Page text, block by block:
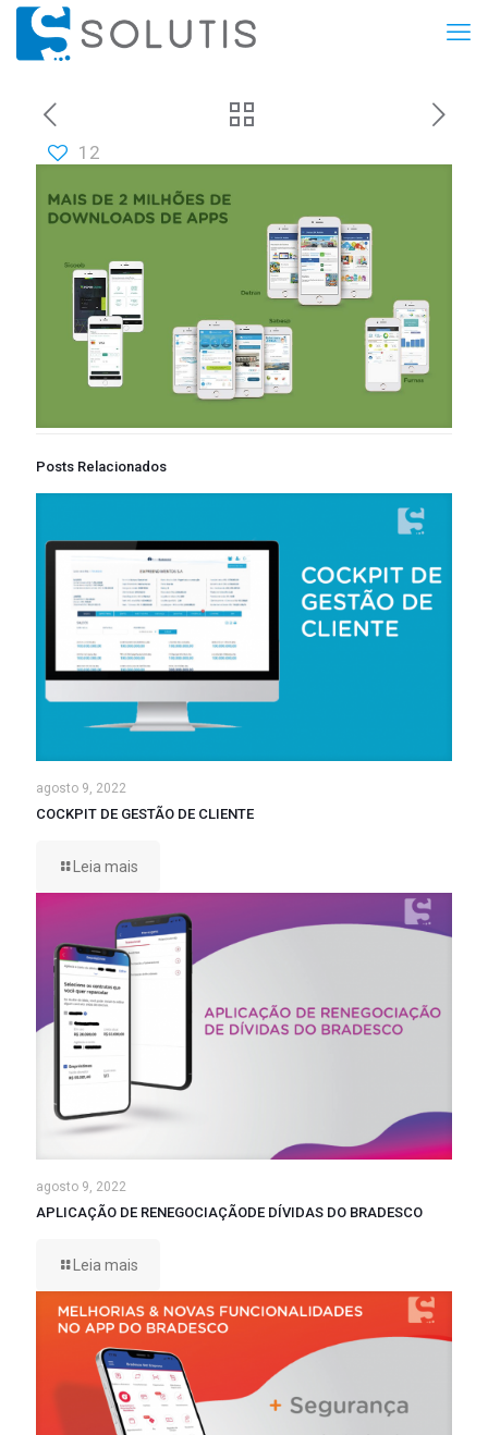
12
Posts Relacionados
agosto 9, 2022
COCKPIT DE GESTÃO DE CLIENTE
Leia mais
agosto 9, 2022
APLICAÇÃO DE RENEGOCIAÇÃODE DÍVIDAS DO BRADESCO
Leia mais